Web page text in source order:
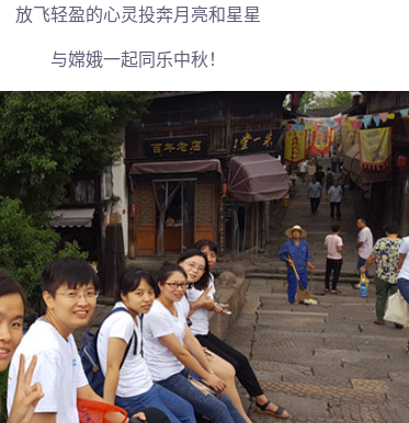
放飞轻盈的心灵投奔月亮和星星
与嫦娥一起同乐中秋！